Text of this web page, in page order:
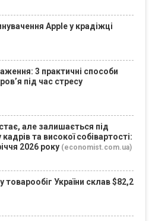
Apple у крадіжці
3 практичні способи
під час стресу
але залишається під
та високої собівартості:
2026 року (economist.com.ua)
товарообіг України склав $82,2